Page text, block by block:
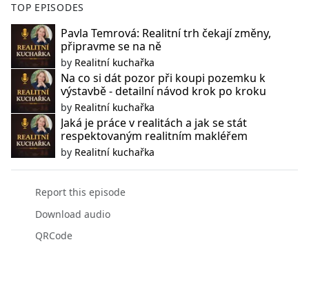
TOP EPISODES
Pavla Temrová: Realitní trh čekají změny,
připravme se na ně
by Realitní kuchařka
Na co si dát pozor při koupi pozemku k
výstavbě - detailní návod krok po kroku
by Realitní kuchařka
Jaká je práce v realitách a jak se stát
respektovaným realitním makléřem
by Realitní kuchařka
Report this episode
Download audio
QRCode